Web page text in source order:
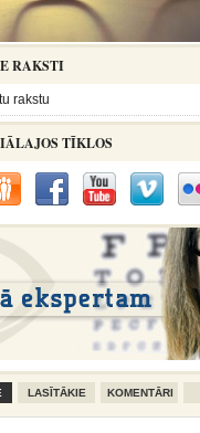
RAKSTI
rakstu
TĪKLOS
LASĪTĀKIE KOMENTĀRI